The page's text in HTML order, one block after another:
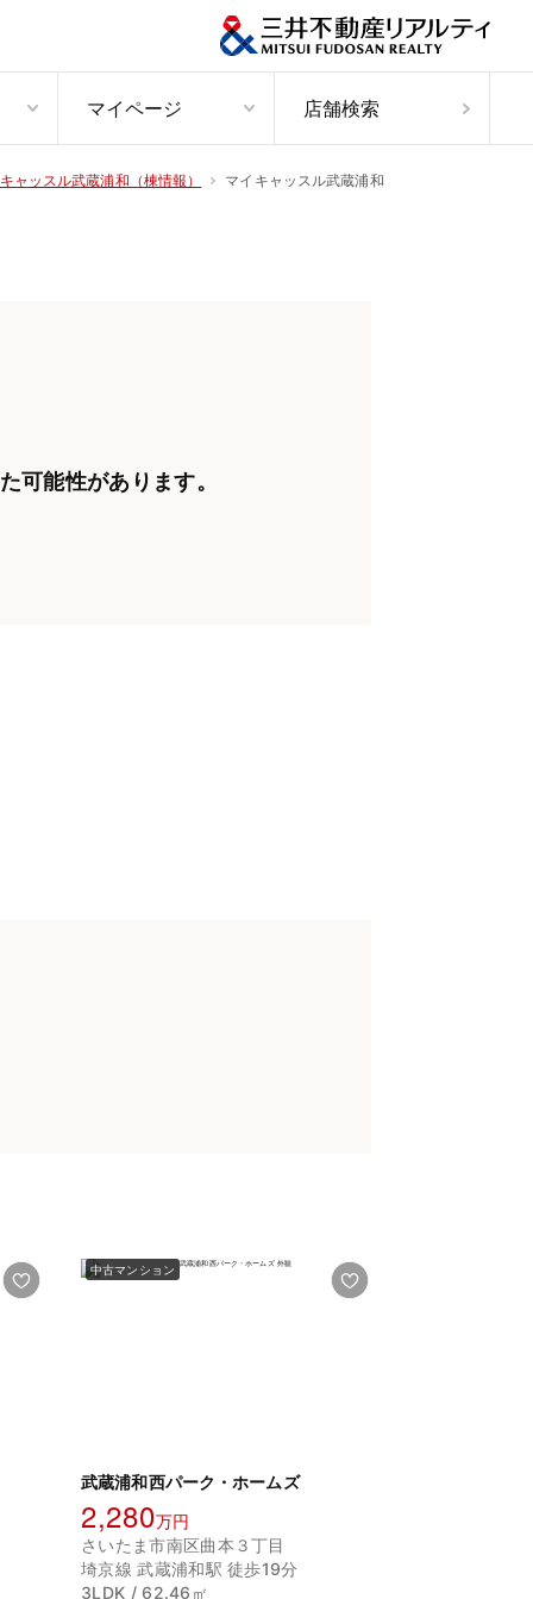
マイページ 店舗検索
ャッスル武蔵浦和（棟情報） マイキャッスル武蔵浦和
可能性があります。
中古マンション
武蔵浦和西パーク・ホームズ
2,280万円
さいたま市南区曲本３丁目
埼京線 武蔵浦和駅 徒歩19分
3LDK / 62.46㎡